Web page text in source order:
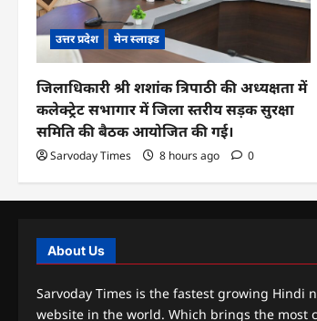
उत्तर प्रदेश मेन स्लाइड
जिलाधिकारी श्री शशांक त्रिपाठी की अध्यक्षता में
कलेक्ट्रेट सभागार में जिला स्तरीय सड़क सुरक्षा
समिति की बैठक आयोजित की गई।
Sarvoday Times 8 hours ago 0
About Us
Sarvoday Times is the fastest growing Hindi
website in the world. Which brings the most